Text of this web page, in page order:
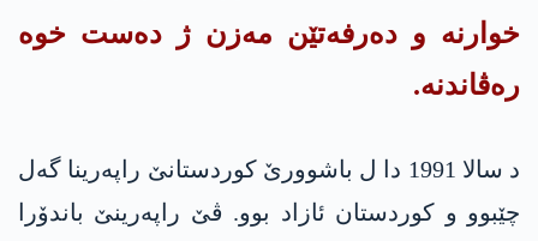
خوارنە و دەرفەتێن مەزن ژ دەست خوە
رەڤاندنە.
د سالا 1991 دا ل باشوورێ کوردستانێ راپەرینا گەل
چێبوو و کوردستان ئازاد بوو. ڤێ راپەرینێ باندۆرا